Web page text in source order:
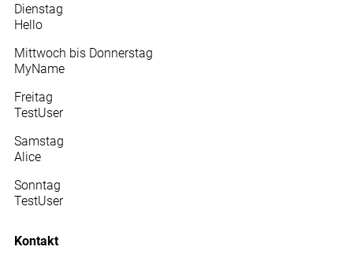
Dienstag
Hello
Mittwoch bis Donnerstag
MyName
Freitag
TestUser
Samstag
Alice
Sonntag
TestUser
Kontakt